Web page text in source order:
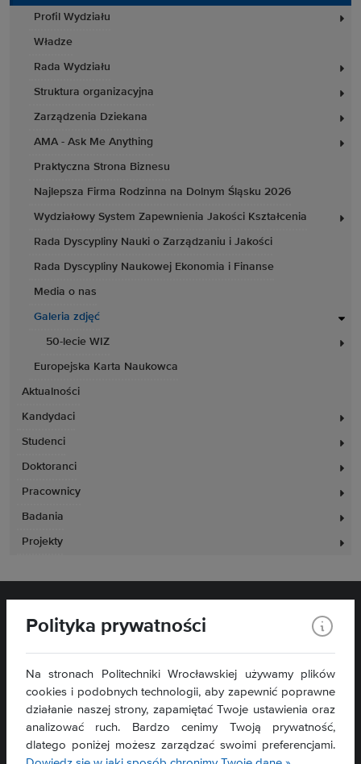
Profil Wydziału
Władze
Rada Wydziału
Struktura organizacyjna
Zarządzenia Dziekana
AMA - Ask Me Anything
Praktyczna Strona Biznesu
Najlepsza Firma Rodzinna na Dolnym Śląsku 2026
Wydziałowy System Zapewnienia Jakości Kształcenia
Rada Dyscypliny Nauki o Zarządzaniu i Jakości
Rada Dyscypliny Naukowej Ekonomia i Finanse
Media o nas
Galeria zdjęć
50-lecie WIZ
Europejska Karta Naukowca
Aktualności
Kandydaci
Studenci
Doktoranci
Pracownicy
Badania
Projekty
ul. Łukasiewicza 5
50-371 Wrocław
Polityka prywatności
Na stronach Politechniki Wrocławskiej używamy plików
cookies i podobnych technologii, aby zapewnić poprawne
działanie naszej strony, zapamiętać Twoje ustawienia oraz
analizować ruch. Bardzo cenimy Twoją prywatność,
dlatego poniżej możesz zarządzać swoimi preferencjami.